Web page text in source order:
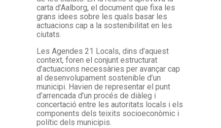
carta d’Aalborg, el document que fixa les
grans idees sobre les quals basar les
actuacions cap a la sostenibilitat en les
ciutats.
Les Agendes 21 Locals, dins d’aquest
context, foren el conjunt estructurat
d’actuacions necessàries per avançar cap
al desenvolupament sostenible d’un
municipi. Havien de representar el punt
d’arrencada d’un procés de diàleg i
concertació entre les autoritats locals i els
components dels teixits socioeconòmic i
polític dels municipis.